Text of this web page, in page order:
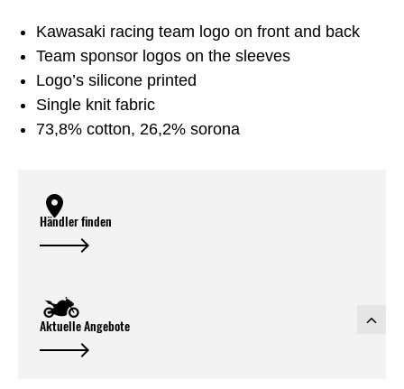
Kawasaki racing team logo on front and back
Team sponsor logos on the sleeves
Logo’s silicone printed
Single knit fabric
73,8% cotton, 26,2% sorona
Händler finden
Aktuelle Angebote